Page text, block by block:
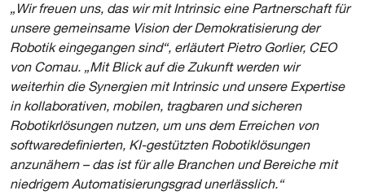
„Wir freuen uns, das wir mit Intrinsic eine Partnerschaft für
unsere gemeinsame Vision der Demokratisierung der
Robotik eingegangen sind“, erläutert Pietro Gorlier, CEO
von Comau. „Mit Blick auf die Zukunft werden wir
weiterhin die Synergien mit Intrinsic und unsere Expertise
in kollaborativen, mobilen, tragbaren und sicheren
Robotikrlösungen nutzen, um uns dem Erreichen von
softwaredefinierten, KI-gestützten Robotiklösungen
anzunähern – das ist für alle Branchen und Bereiche mit
niedrigem Automatisierungsgrad unerlässlich.“